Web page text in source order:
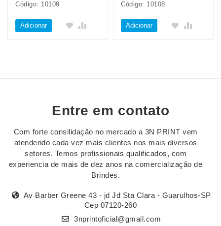
Código: 10109
Adicionar
Código: 10108
Adicionar
Entre em contato
Com forte consilidação no mercado a 3N PRINT vem
atendendo cada vez mais clientes nos mais diversos
setores. Temos profissionais qualificados, com
experiencia de mais de dez anos na comercialização de
Brindes.
Av Barber Greene 43 - jd Jd Sta Clara - Guarulhos-SP
Cep 07120-260
3nprintoficial@gmail.com